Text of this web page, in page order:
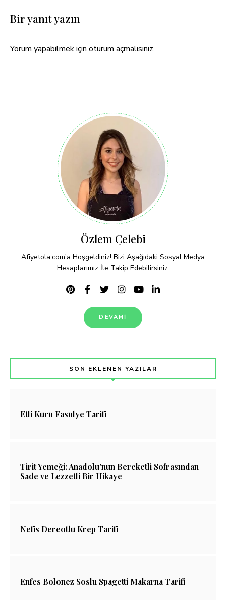
Bir yanıt yazın
Yorum yapabilmek için oturum açmalısınız.
Özlem Çelebi
Afiyetola.com'a Hoşgeldiniz! Bizi Aşağıdaki Sosyal Medya
Hesaplarımız İle Takip Edebilirsiniz.
DEVAMI
SON EKLENEN YAZILAR
Etli Kuru Fasulye Tarifi
Tirit Yemeği: Anadolu’nun Bereketli Sofrasından
Sade ve Lezzetli Bir Hikaye
Nefis Dereotlu Krep Tarifi
Enfes Bolonez Soslu Spagetti Makarna Tarifi